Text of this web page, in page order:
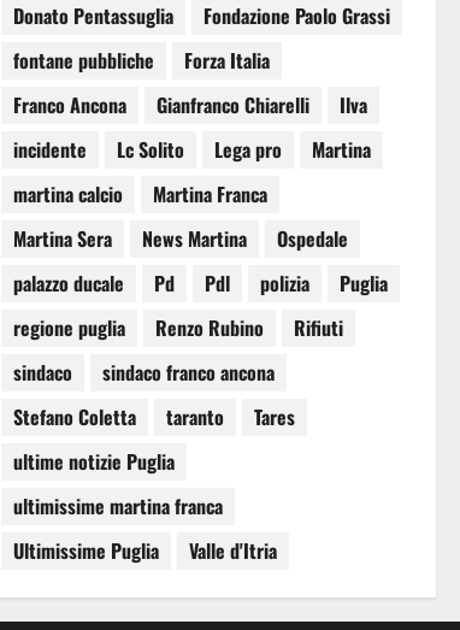
Donato Pentassuglia
Fondazione Paolo Grassi
fontane pubbliche
Forza Italia
Franco Ancona
Gianfranco Chiarelli
Ilva
incidente
Lc Solito Lega pro
Martina
martina calcio
Martina Franca
Martina Sera
News Martina
Ospedale
palazzo ducale
Pd Pdl polizia
Puglia
regione puglia
Renzo Rubino
Rifiuti
sindaco
sindaco franco ancona
Stefano Coletta
taranto
Tares
ultime notizie Puglia
ultimissime martina franca
Ultimissime Puglia
Valle d'Itria